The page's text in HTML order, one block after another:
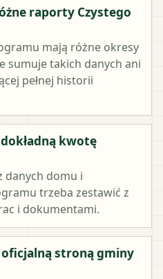
raporty Czystego
mają różne okresy
sumuje takich danych ani
pełnej historii
kwotę
danych domu i
trzeba zestawić z
i dokumentami.
oficjalną stroną gminy